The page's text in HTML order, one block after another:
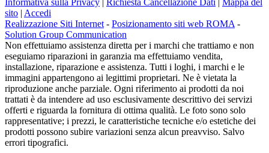
sito | Accedi
Realizzazione Siti Internet - Posizionamento siti web ROMA -
Solution Group Communication
Non effettuiamo assistenza diretta per i marchi che trattiamo e non
eseguiamo riparazioni in garanzia ma effettuiamo vendita,
installazione, riparazione e assistenza. Tutti i loghi, i marchi e le
immagini appartengono ai legittimi proprietari. Ne è vietata la
riproduzione anche parziale. Ogni riferimento ai prodotti da noi
trattati è da intendere ad uso esclusivamente descrittivo dei servizi
offerti e riguarda la fornitura di ottima qualità. Le foto sono solo
rappresentative; i prezzi, le caratteristiche tecniche e/o estetiche dei
prodotti possono subire variazioni senza alcun preavviso. Salvo
errori tipografici.